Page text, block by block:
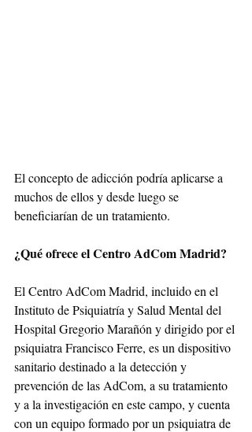
El concepto de adicción podría aplicarse a
muchos de ellos y desde luego se
beneficiarían de un tratamiento.
¿Qué ofrece el Centro AdCom Madrid?
El Centro AdCom Madrid, incluido en el
Instituto de Psiquiatría y Salud Mental del
Hospital Gregorio Marañón y dirigido por el
psiquiatra Francisco Ferre, es un dispositivo
sanitario destinado a la detección y
prevención de las AdCom, a su tratamiento
y a la investigación en este campo, y cuenta
con un equipo formado por un psiquiatra de